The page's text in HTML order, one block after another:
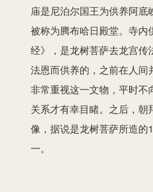
庙是尼泊尔国王为供养阿底
被称为腾布哈日殿堂。寺内
经》，是龙树菩萨去龙宫传
法恩而供养的，之前在人间
非常重视这一文物，平时不
关系才有幸目睹。之后，朝
像，据说是龙树菩萨所造的
一。